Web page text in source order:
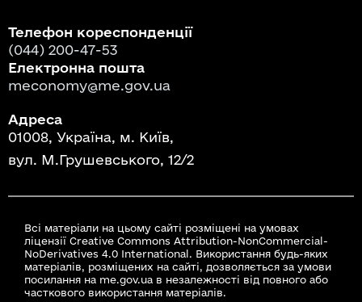
Телефон кореспонденції
(044) 200-47-53
Електронна пошта
meconomy@me.gov.ua
Адреса
01008, Україна, м. Київ,
вул. М.Грушевського, 12/2
Всі матеріали на цьому сайті розміщені на умовах
ліцензії Creative Commons Attribution-NonCommercial-
NoDerivatives 4.0 International. Використання будь-яких
матеріалів, розміщених на сайті, дозволяється за умови
посилання на me.gov.ua в незалежності від повного або
часткового використання матеріалів.